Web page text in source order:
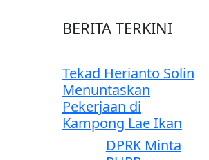
BERITA TERKINI
Tekad Herianto Solin
Menuntaskan
Pekerjaan di
Kampong Lae Ikan
DPRK Minta